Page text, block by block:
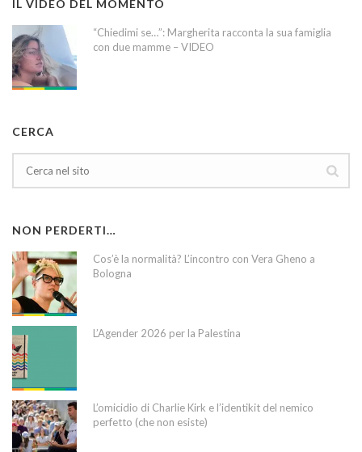
IL VIDEO DEL MOMENTO
“Chiedimi se…”: Margherita racconta la sua famiglia
con due mamme – VIDEO
CERCA
NON PERDERTI…
Cos’è la normalità? L’incontro con Vera Gheno a
Bologna
L’Agender 2026 per la Palestina
L’omicidio di Charlie Kirk e l’identikit del nemico
perfetto (che non esiste)